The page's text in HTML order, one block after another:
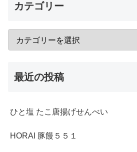
カテゴリー
最近の投稿
ひと塩 たこ唐揚げせんべい
HORAI 豚饅５５１